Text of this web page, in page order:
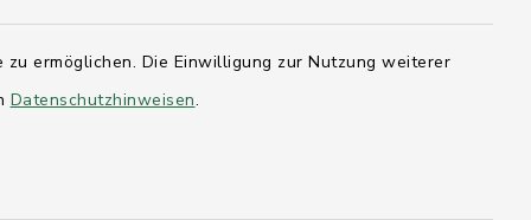
ermöglichen. Die Einwilligung zur Nutzung weiterer
Datenschutzhinweisen.
115